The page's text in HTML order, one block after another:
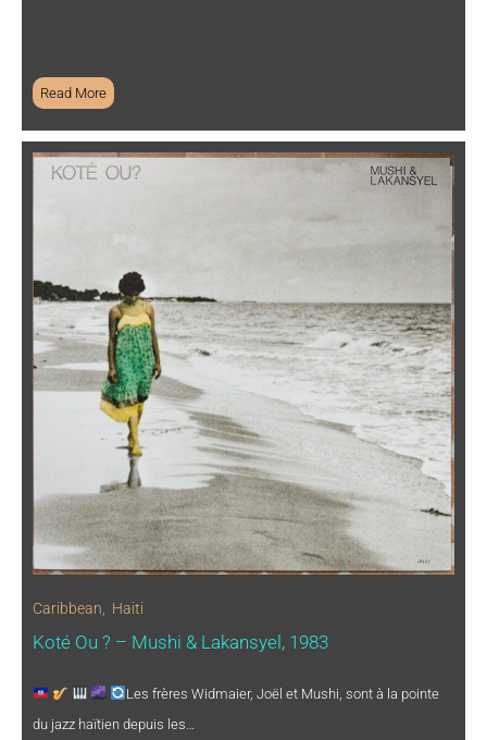
Read More
Caribbean Haiti
Koté Ou ? – Mushi & Lakansyel, 1983
Les frères Widmaier, Joël et Mushi, sont à la pointe
du jazz haïtien depuis les…